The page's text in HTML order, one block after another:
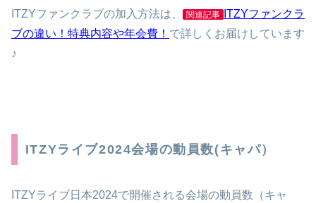
ITZYファンクラブの加入方法は、 関連記事
ITZYファンクラ
ブの違い！特典内容や年会費！ で詳しくお届けしています
♪
ITZYライブ2024会場の動員数(キャパ）
ITZYライブ日本2024で開催される会場の動員数（キャ